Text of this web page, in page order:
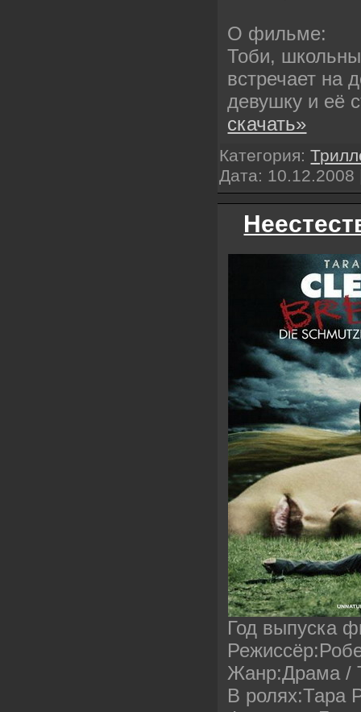
О фильме:
Тоби,
встречает на
девушку и её
скачать»
Категория:
Дата: 10.12.2008
Год выпуска
Жанр:Драма /
В ролях:Тара